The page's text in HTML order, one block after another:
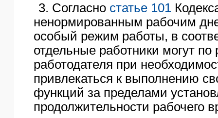
3. Согласно статье 101
ненормированным рабочим
особый режим работы, в
отдельные работники могут
работодателя при
привлекаться к выполнению
функций за пределами
продолжительности рабочего